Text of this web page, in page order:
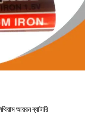
আয়রন ব্যাটারি